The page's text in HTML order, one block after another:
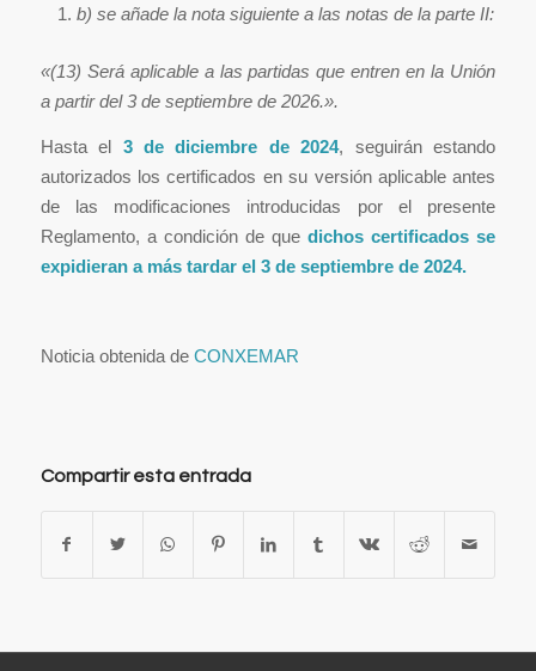
b) se añade la nota siguiente a las notas de la parte II:
«(13) Será aplicable a las partidas que entren en la Unión
a partir del 3 de septiembre de 2026.».
Hasta el 3 de diciembre de 2024, seguirán estando
autorizados los certificados en su versión aplicable antes
de las modificaciones introducidas por el presente
Reglamento, a condición de que dichos certificados se
expidieran a más tardar el 3 de septiembre de 2024.
Noticia obtenida de CONXEMAR
Compartir esta entrada